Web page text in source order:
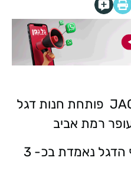
רשת היוקרה JACK KUBA פותחת חנות דגל
רמת אביב
ההשקעה בפתיחת סניף הדגל נאמדת בכ- 3